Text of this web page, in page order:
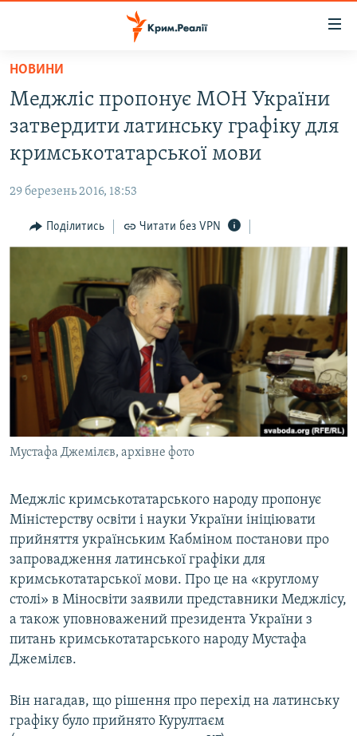
Перейти
основного
матеріалу
до
основної
навігації
Перейти
до
ВОДА.КРИМ
ВІДЕО ТА ФОТО
БЛОГИ
ПОГЛЯД
ВСЕ ЗА ДЕНЬ
СПЕЦПРОЕКТИ
ДЕПОРТАЦІЯ
ВІДЕОУРОКИ «ELIFBE»
СВІДЧЕННЯ ОКУПАЦІЇ
УКРАЇНСЬКА ПРОБЛЕМА КРИМУ
ІНФОГРАФІКА
ЯК ОБІЙТИ БЛОКУВАННЯ
Русский
Qırımtatar
ДОЛУЧАЙСЯ!
Усі сайти RFE/RL
НОВИНИ
Меджліс пропонує МОН України
затвердити латинську графіку для
кримськотатарської мови
29 березень 2016, 18:53
Поділитись Читати без VPN
Мустафа Джемілєв, архівне фото
Меджліс кримськотатарського народу пропонує
Міністерству освіти і науки України ініціювати
прийняття українським Кабміном постанови про
запровадження латинської графіки для
кримськотатарської мови. Про це на «круглому
столі» в Міносвіти заявили представники Меджлісу,
а також уповноважений президента України з
питань кримськотатарського народу Мустафа
Джемілєв.
Він нагадав, що рішення про перехід на латинську
графіку було прийнято Курултаєм